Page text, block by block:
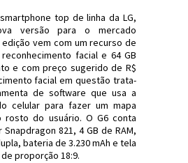
top de linha da LG,
versão para o mercado
vem com um recurso de
facial e 64 GB
e com preço sugerido de R$
facial em questão trata-
de software que usa a
celular para fazer um mapa
rosto do usuário. O G6 conta
821, 4 GB de RAM,
bateria de 3.230 mAh e tela
proporção 18:9.